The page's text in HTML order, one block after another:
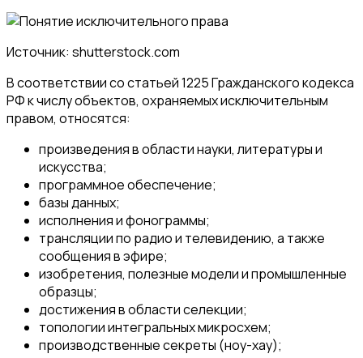
Источник: shutterstock.com
В соответствии со статьей 1225 Гражданского кодекса
РФ к числу объектов, охраняемых исключительным
правом, относятся:
произведения в области науки, литературы и
искусства;
программное обеспечение;
базы данных;
исполнения и фонограммы;
трансляции по радио и телевидению, а также
сообщения в эфире;
изобретения, полезные модели и промышленные
образцы;
достижения в области селекции;
топологии интегральных микросхем;
производственные секреты (ноу-хау);